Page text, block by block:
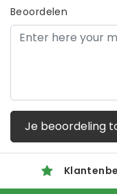
Beoordelen
Je beoordeling